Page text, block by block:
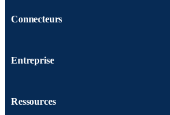
Connecteurs
Entreprise
Ressources